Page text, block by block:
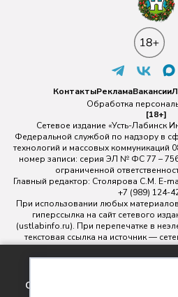
соглашаетесь с
КонтактыРекламаВакансии
Обработка
[18+]
Сетевое издание «Усть-Лабинск
Федеральной службой по надзору в
технологий и массовых коммуникаций
номер записи: серия ЭЛ № ФС 77 –
ограниченной
Главный редактор: Столярова С.М. E-
+7 (989) 124-
При использовании любых
гиперссылка на сайт сетевого
(ustlabinfo.ru). При перепечатке в
текстовая ссылка на источник —
инфо».
Использование фото- и
разрешения редакции сетевого